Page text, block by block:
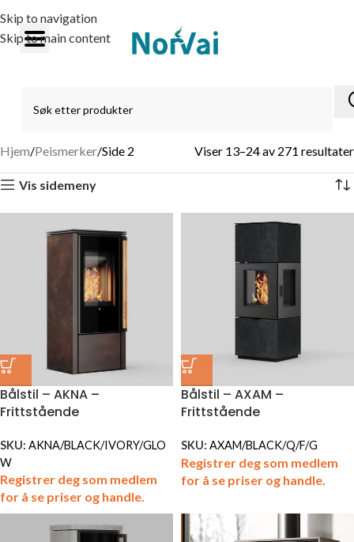
Skip to navigation
Skip to main content
Hjem Peismerker Side 3 Viser 25–36 av 271 resultater
Vis sidemeny
Bålstil – AKNA –
Frittstående
SKU: AKNA/BLACK/IVORY/GLO
W
Registrer deg som medlem
for å se priser og handle.
Bålstil – AXAM –
Frittstående
SKU: AXAM/BLACK/Q/F/G
Registrer deg som medlem
for å se priser og handle.